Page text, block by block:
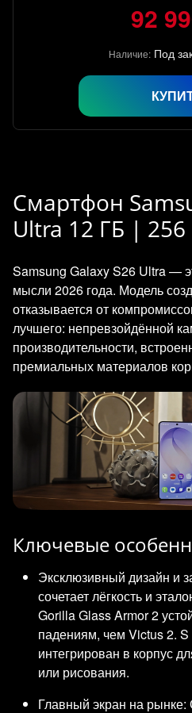
92
Наличие: Под
Смартфон
Ultra 12 ГБ | 256
Samsung Galaxy S26 Ultra —
мысли 2026 года. Модель
отказывается от
лучшего: непревзойдённой
производительности,
премиальных материалов
Ключевые
Эксклюзивный дизайн и
сочетает лёгкость и
Gorilla Glass Armor 2
падениям, чем Victus 2. S
интегрирован в корпус
или рисования.
Главный экран на